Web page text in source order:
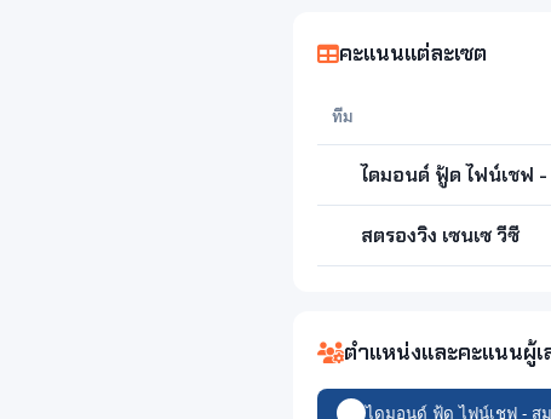
คะแนนแต่ละเซต
ทีม
ไดมอนด์ ฟู้ด ไฟน์เชฟ
สตรองวิง เซนเซ วีซี
ตำแหน่งและคะแนนผู้เ
ไดมอนด์ ฟู้ด ไฟน์เชฟ - ส